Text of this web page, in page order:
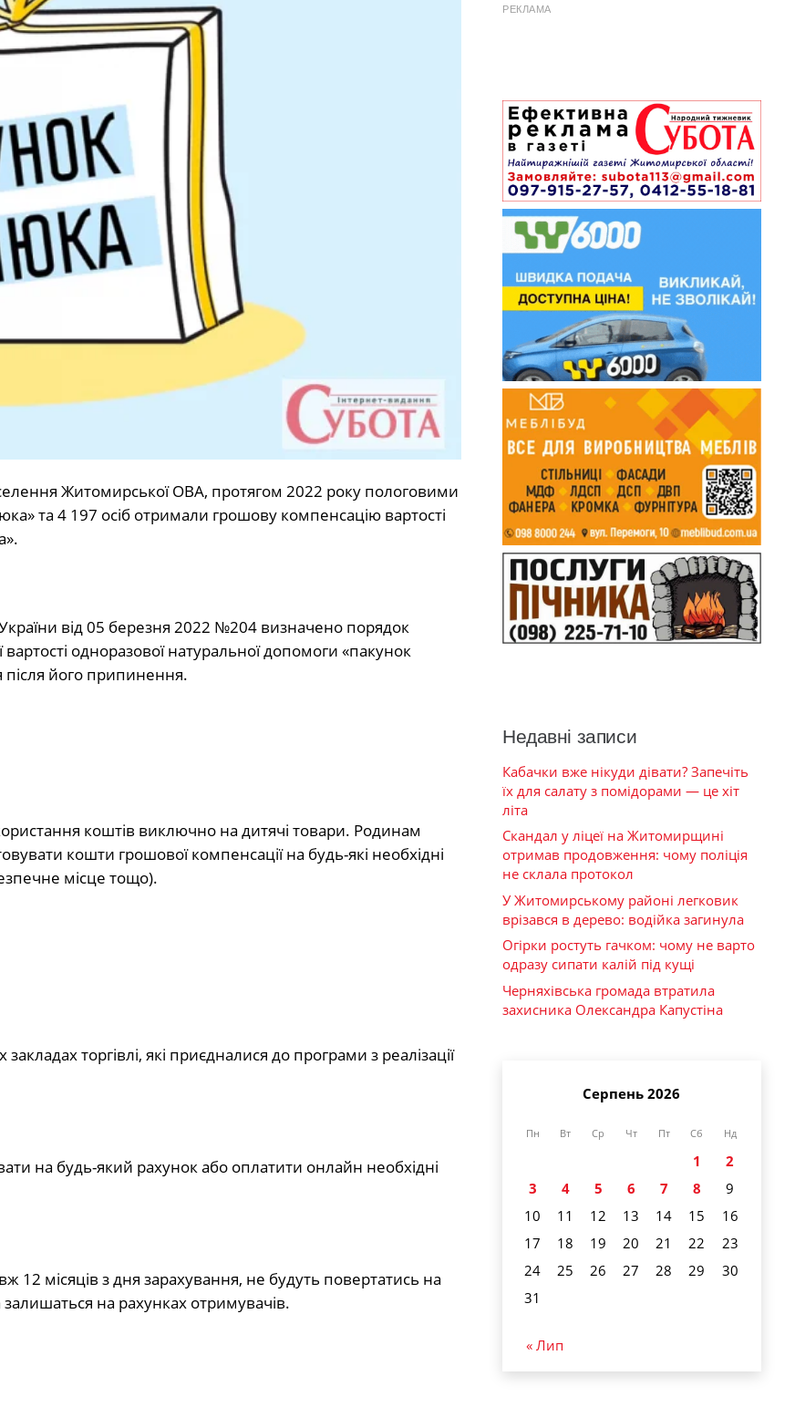
Житомирської ОВА, протягом 2022 року пологовими
та 4 197 осіб отримали грошову компенсацію вартості
від 05 березня 2022 №204 визначено порядок
одноразової натуральної допомоги «пакунок
після його припинення.
коштів виключно на дитячі товари. Родинам
кошти грошової компенсації на будь-які необхідні
місце тощо).
торгівлі, які приєдналися до програми з реалізації
на будь-який рахунок або оплатити онлайн необхідні
12 місяців з дня зарахування, не будуть повертатись на
залишаться на рахунках отримувачів.
РЕКЛАМА
Недавні записи
Кабачки вже нікуди дівати? Запечіть
їх для салату з помідорами — це хіт
літа
Скандал у ліцеї на Житомирщині
отримав продовження: чому поліція
не склала протокол
У Житомирському районі легковик
врізався в дерево: водійка загинула
Огірки ростуть гачком: чому не варто
одразу сипати калій під кущі
Черняхівська громада втратила
захисника Олександра Капустіна
Серпень 2026
Пн Вт Ср Чт Пт Сб Нд
1
2
3
4 5 6 7 8
9
10
11 12 13 14 15
16
17
18 19 20 21 22
23
24
25 26 27 28 29
30
31
« Лип